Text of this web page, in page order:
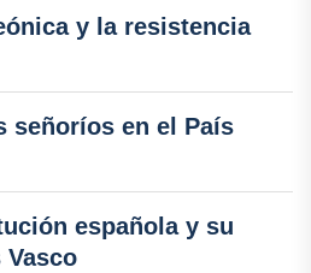
y la resistencia
señoríos en el País
española y su
Vasco